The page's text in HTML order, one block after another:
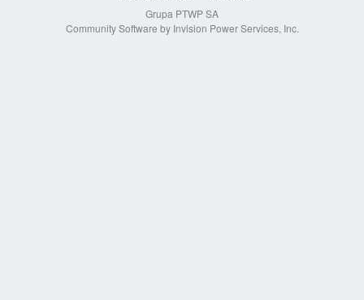
Grupa PTWP SA
Community Software by Invision Power Services, Inc.